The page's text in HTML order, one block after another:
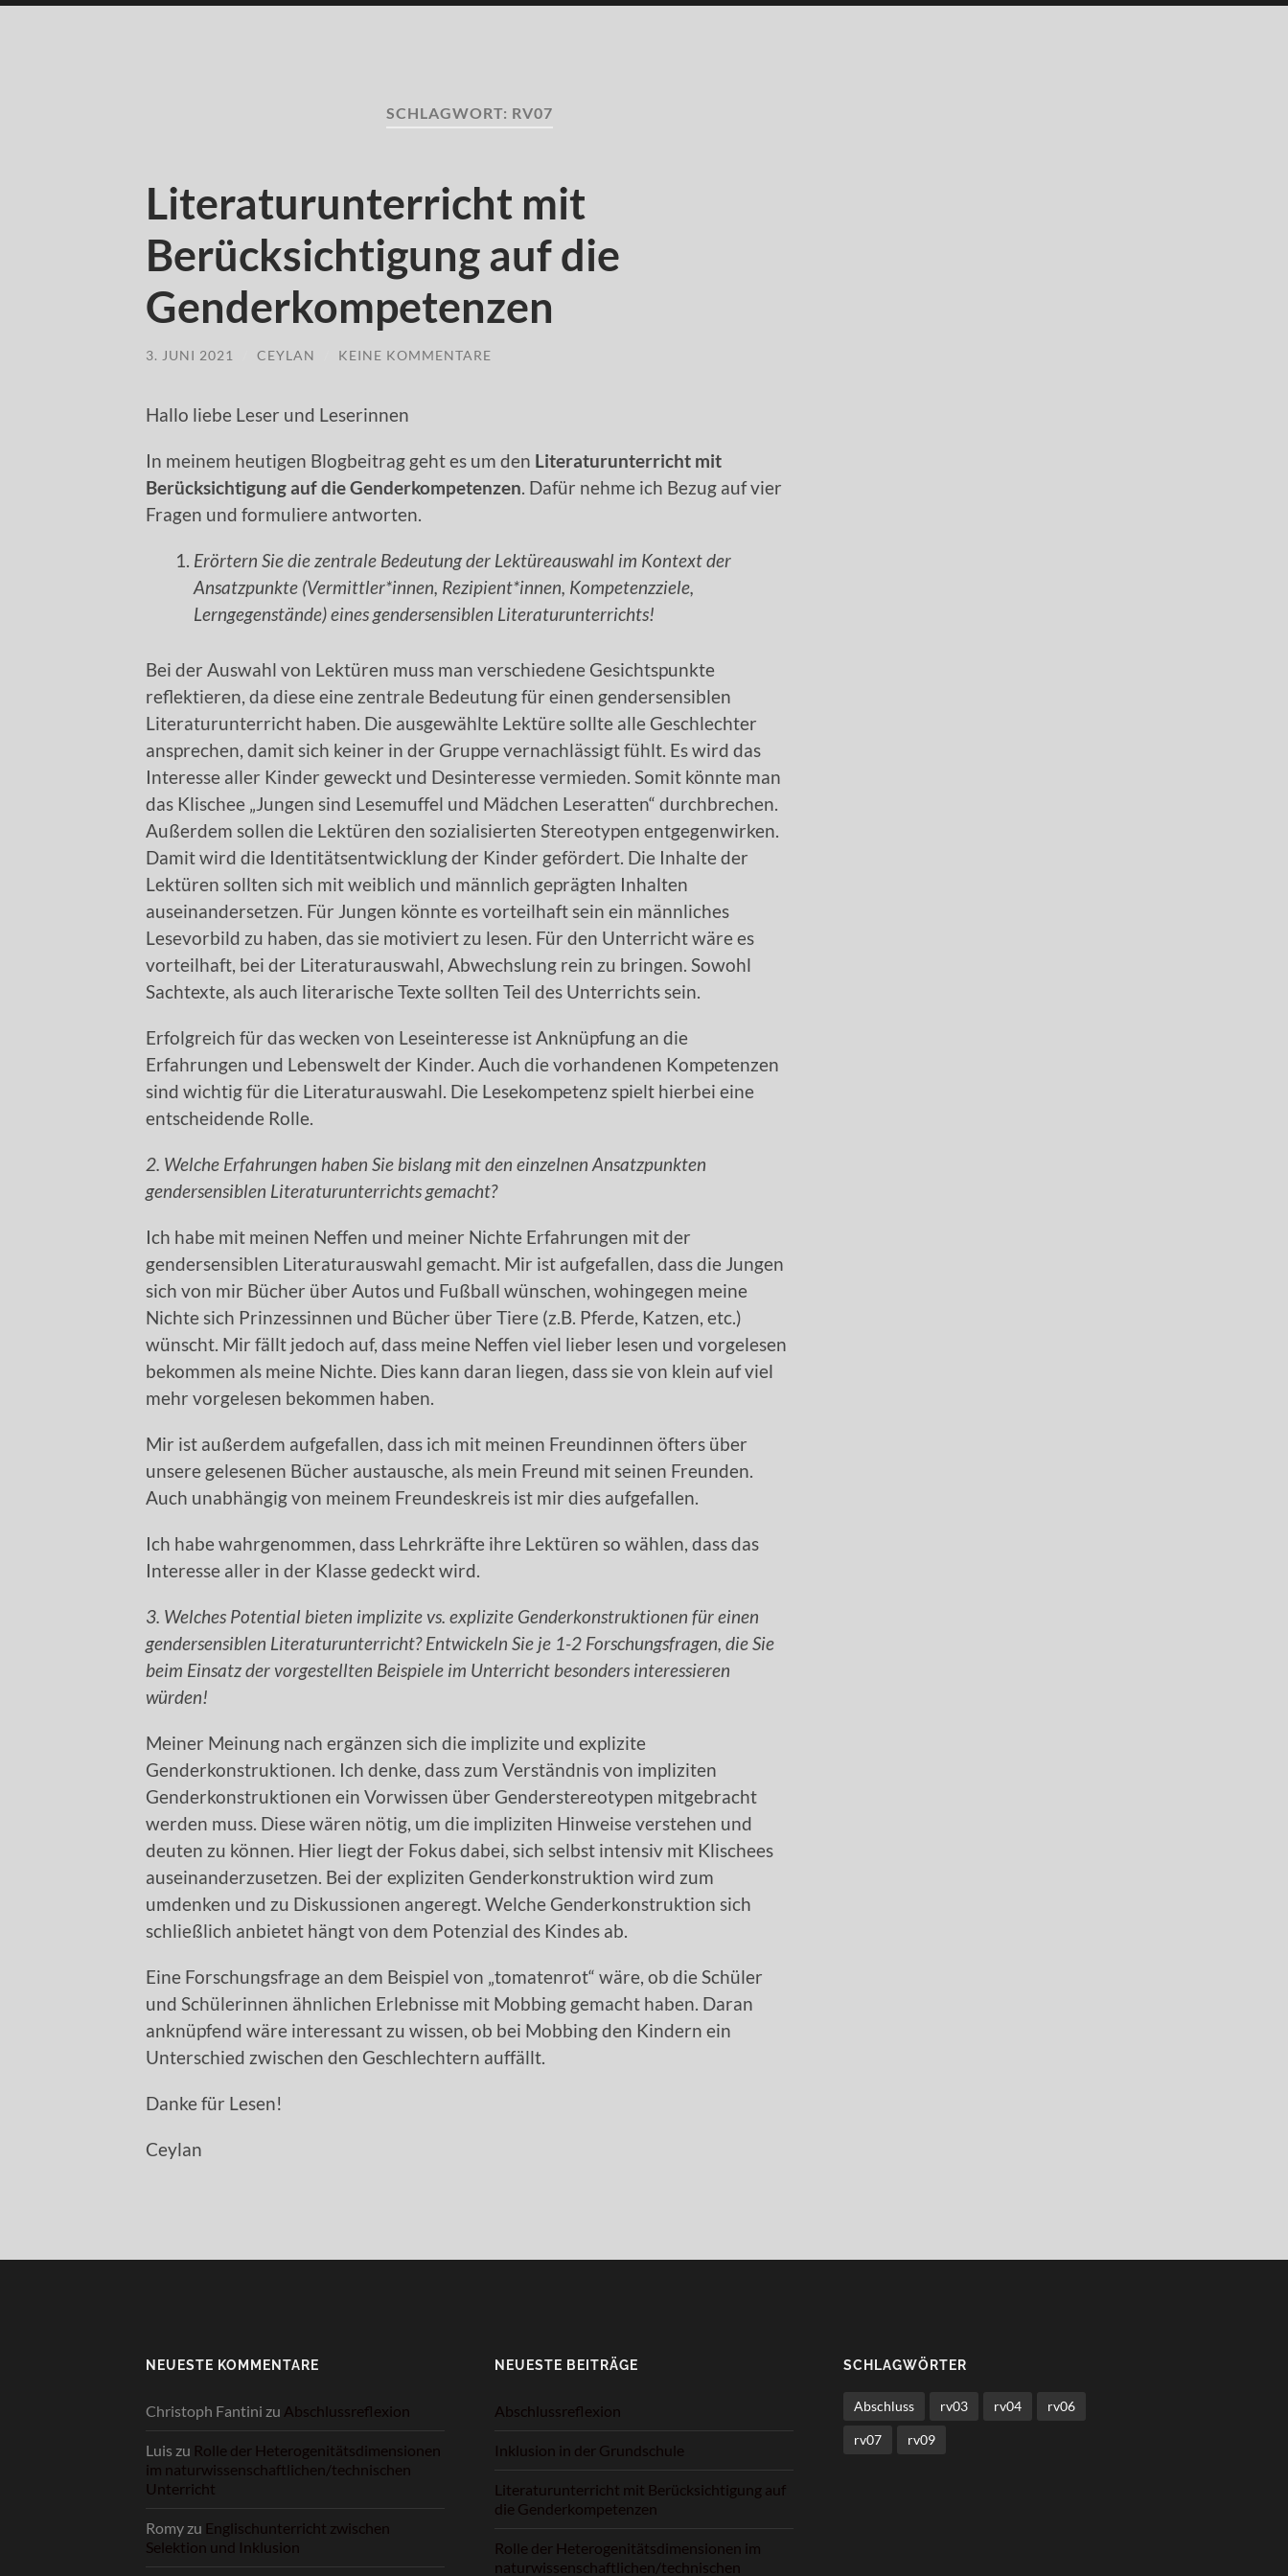
SCHLAGWORT: RV07
Literaturunterricht mit
Berücksichtigung auf die
Genderkompetenzen
3. JUNI 2021 CEYLAN KEINE KOMMENTARE
Hallo liebe Leser und Leserinnen
In meinem heutigen Blogbeitrag geht es um den Literaturunterricht mit
Berücksichtigung auf die Genderkompetenzen. Dafür nehme ich Bezug auf vier
Fragen und formuliere antworten.
Erörtern Sie die zentrale Bedeutung der Lektüreauswahl im Kontext der
Ansatzpunkte (Vermittler*innen, Rezipient*innen, Kompetenzziele,
Lerngegenstände) eines gendersensiblen Literaturunterrichts!
Bei der Auswahl von Lektüren muss man verschiedene Gesichtspunkte
reflektieren, da diese eine zentrale Bedeutung für einen gendersensiblen
Literaturunterricht haben. Die ausgewählte Lektüre sollte alle Geschlechter
ansprechen, damit sich keiner in der Gruppe vernachlässigt fühlt. Es wird das
Interesse aller Kinder geweckt und Desinteresse vermieden. Somit könnte man
das Klischee „Jungen sind Lesemuffel und Mädchen Leseratten“ durchbrechen.
Außerdem sollen die Lektüren den sozialisierten Stereotypen entgegenwirken.
Damit wird die Identitätsentwicklung der Kinder gefördert. Die Inhalte der
Lektüren sollten sich mit weiblich und männlich geprägten Inhalten
auseinandersetzen. Für Jungen könnte es vorteilhaft sein ein männliches
Lesevorbild zu haben, das sie motiviert zu lesen. Für den Unterricht wäre es
vorteilhaft, bei der Literaturauswahl, Abwechslung rein zu bringen. Sowohl
Sachtexte, als auch literarische Texte sollten Teil des Unterrichts sein.
Erfolgreich für das wecken von Leseinteresse ist Anknüpfung an die
Erfahrungen und Lebenswelt der Kinder. Auch die vorhandenen Kompetenzen
sind wichtig für die Literaturauswahl. Die Lesekompetenz spielt hierbei eine
entscheidende Rolle.
2. Welche Erfahrungen haben Sie bislang mit den einzelnen Ansatzpunkten
gendersensiblen Literaturunterrichts gemacht?
Ich habe mit meinen Neffen und meiner Nichte Erfahrungen mit der
gendersensiblen Literaturauswahl gemacht. Mir ist aufgefallen, dass die Jungen
sich von mir Bücher über Autos und Fußball wünschen, wohingegen meine
Nichte sich Prinzessinnen und Bücher über Tiere (z.B. Pferde, Katzen, etc.)
wünscht. Mir fällt jedoch auf, dass meine Neffen viel lieber lesen und vorgelesen
bekommen als meine Nichte. Dies kann daran liegen, dass sie von klein auf viel
mehr vorgelesen bekommen haben.
Mir ist außerdem aufgefallen, dass ich mit meinen Freundinnen öfters über
unsere gelesenen Bücher austausche, als mein Freund mit seinen Freunden.
Auch unabhängig von meinem Freundeskreis ist mir dies aufgefallen.
Ich habe wahrgenommen, dass Lehrkräfte ihre Lektüren so wählen, dass das
Interesse aller in der Klasse gedeckt wird.
3. Welches Potential bieten implizite vs. explizite Genderkonstruktionen für einen
gendersensiblen Literaturunterricht? Entwickeln Sie je 1-2 Forschungsfragen, die Sie
beim Einsatz der vorgestellten Beispiele im Unterricht besonders interessieren
würden!
Meiner Meinung nach ergänzen sich die implizite und explizite
Genderkonstruktionen. Ich denke, dass zum Verständnis von impliziten
Genderkonstruktionen ein Vorwissen über Genderstereotypen mitgebracht
werden muss. Diese wären nötig, um die impliziten Hinweise verstehen und
deuten zu können. Hier liegt der Fokus dabei, sich selbst intensiv mit Klischees
auseinanderzusetzen. Bei der expliziten Genderkonstruktion wird zum
umdenken und zu Diskussionen angeregt. Welche Genderkonstruktion sich
schließlich anbietet hängt von dem Potenzial des Kindes ab.
Eine Forschungsfrage an dem Beispiel von „tomatenrot“ wäre, ob die Schüler
und Schülerinnen ähnlichen Erlebnisse mit Mobbing gemacht haben. Daran
anknüpfend wäre interessant zu wissen, ob bei Mobbing den Kindern ein
Unterschied zwischen den Geschlechtern auffällt.
Danke für Lesen!
Ceylan
NEUESTE KOMMENTARE
Christoph Fantini zu Abschlussreflexion
Luis zu Rolle der Heterogenitätsdimensionen
im naturwissenschaftlichen/technischen
Unterricht
Romy zu Englischunterricht zwischen
Selektion und Inklusion
NEUESTE BEITRÄGE
Abschlussreflexion
Inklusion in der Grundschule
Literaturunterricht mit Berücksichtigung auf
die Genderkompetenzen
Rolle der Heterogenitätsdimensionen im
naturwissenschaftlichen/technischen
SCHLAGWÖRTER
Abschluss rv03 rv04 rv06
rv07 rv09